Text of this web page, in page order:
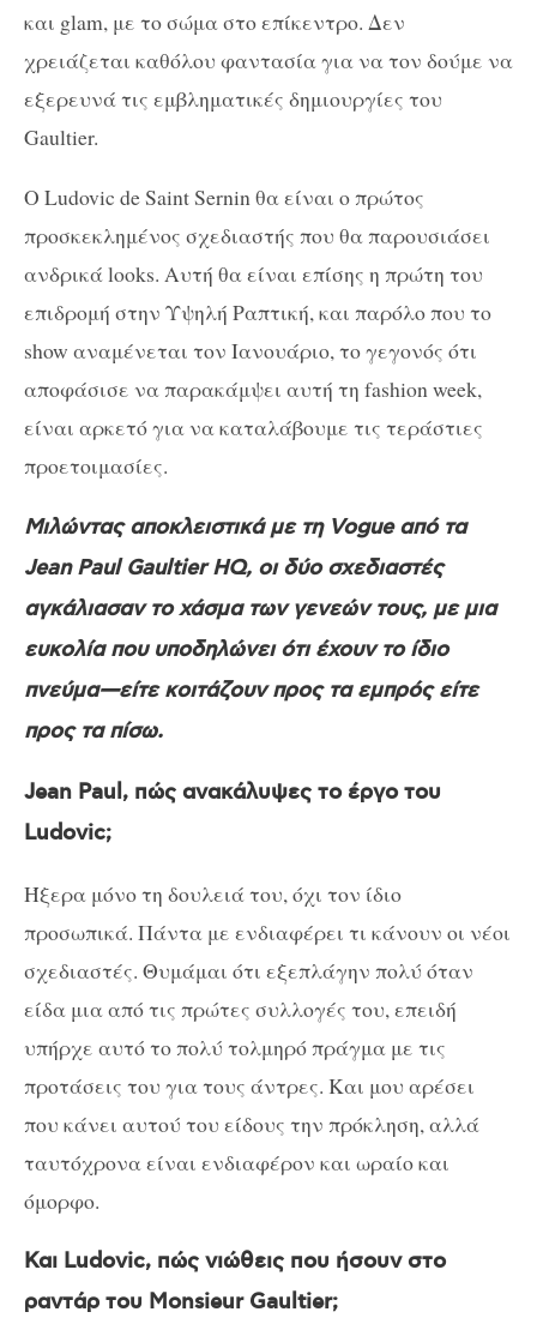
και glam, με το σώμα στο επίκεντρο. Δεν
χρειάζεται καθόλου φαντασία για να τον δούμε να
εξερευνά τις εμβληματικές δημιουργίες του
Gaultier.
O Ludovic de Saint Sernin θα είναι ο πρώτος
προσκεκλημένος σχεδιαστής που θα παρουσιάσει
ανδρικά looks. Αυτή θα είναι επίσης η πρώτη του
επιδρομή στην Υψηλή Ραπτική, και παρόλο που το
show αναμένεται τον Ιανουάριο, το γεγονός ότι
αποφάσισε να παρακάμψει αυτή τη fashion week,
είναι αρκετό για να καταλάβουμε τις τεράστιες
προετοιμασίες.
Μιλώντας αποκλειστικά με τη Vogue από τα
Jean Paul Gaultier HQ, οι δύο σχεδιαστές
αγκάλιασαν το χάσμα των γενεών τους, με μια
ευκολία που υποδηλώνει ότι έχουν το ίδιο
πνεύμα—είτε κοιτάζουν προς τα εμπρός είτε
προς τα πίσω.
Jean Paul, πώς ανακάλυψες το έργο του
Ludovic;
Ήξερα μόνο τη δουλειά του, όχι τον ίδιο
προσωπικά. Πάντα με ενδιαφέρει τι κάνουν οι νέοι
σχεδιαστές. Θυμάμαι ότι εξεπλάγην πολύ όταν
είδα μια από τις πρώτες συλλογές του, επειδή
υπήρχε αυτό το πολύ τολμηρό πράγμα με τις
προτάσεις του για τους άντρες. Και μου αρέσει
που κάνει αυτού του είδους την πρόκληση, αλλά
ταυτόχρονα είναι ενδιαφέρον και ωραίο και
όμορφο.
Και Ludovic, πώς νιώθεις που ήσουν στο
ραντάρ του Monsieur Gaultier;